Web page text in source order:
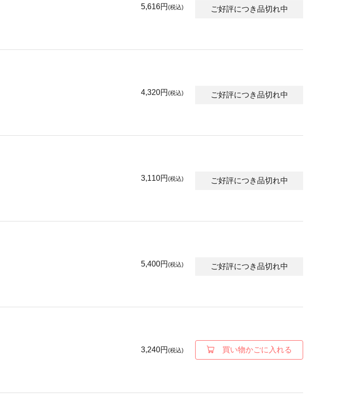
5,616円 (税込) ご好評につき品切れ中
4,320円 (税込) ご好評につき品切れ中
3,110円 (税込) ご好評につき品切れ中
5,400円 (税込) ご好評につき品切れ中
3,240円 (税込) 買い物かごに入れる